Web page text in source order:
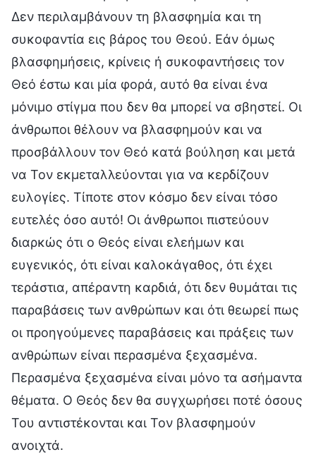
Δεν περιλαμβάνουν τη βλασφημία και τη
συκοφαντία εις βάρος του Θεού. Εάν όμως
βλασφημήσεις, κρίνεις ή συκοφαντήσεις τον
Θεό έστω και μία φορά, αυτό θα είναι ένα
μόνιμο στίγμα που δεν θα μπορεί να σβηστεί. Οι
άνθρωποι θέλουν να βλασφημούν και να
προσβάλλουν τον Θεό κατά βούληση και μετά
να Τον εκμεταλλεύονται για να κερδίζουν
ευλογίες. Τίποτε στον κόσμο δεν είναι τόσο
ευτελές όσο αυτό! Οι άνθρωποι πιστεύουν
διαρκώς ότι ο Θεός είναι ελεήμων και
ευγενικός, ότι είναι καλοκάγαθος, ότι έχει
τεράστια, απέραντη καρδιά, ότι δεν θυμάται τις
παραβάσεις των ανθρώπων και ότι θεωρεί πως
οι προηγούμενες παραβάσεις και πράξεις των
ανθρώπων είναι περασμένα ξεχασμένα.
Περασμένα ξεχασμένα είναι μόνο τα ασήμαντα
θέματα. Ο Θεός δεν θα συγχωρήσει ποτέ όσους
Του αντιστέκονται και Τον βλασφημούν
ανοιχτά.